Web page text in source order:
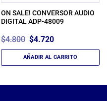
ON SALE! CONVERSOR AUDIO
DIGITAL ADP-48009
$4.800 El
precio
original
era:
$4.800.
$4.720El
actual
es:
$4.720.
AÑADIR AL CARRITO